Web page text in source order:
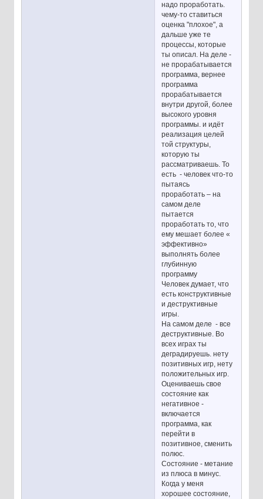
надо проработать.
чему-то ставиться
оценка "плохое", а
дальше уже те
процессы, которые
ты описал. На деле -
не прорабатывается
программа, вернее
программа
прорабатывается
внутри другой, более
высокого уровня
программы. и идёт
реализация целей
той структуры,
которую ты
рассматриваешь. То
есть - человек что-то
пытаясь
проработать – на
самом деле
пытается
проработать то, что
ему мешает более «
эффективно»
выполнять более
глубинную
программу
Человек думает, что
есть конструктивные
и деструктивные
игры.
На самом деле - все
деструктивные. Во
всех играх ты
деградируешь. нету
позитивных игр, нету
положительных игр.
Оцениваешь свое
состояние как
негативное -
включается
программа, как
перейти в
позитивное, сменить
полюс.
Состояние - метание
из плюса в минус.
Когда у меня
хорошее состояние,